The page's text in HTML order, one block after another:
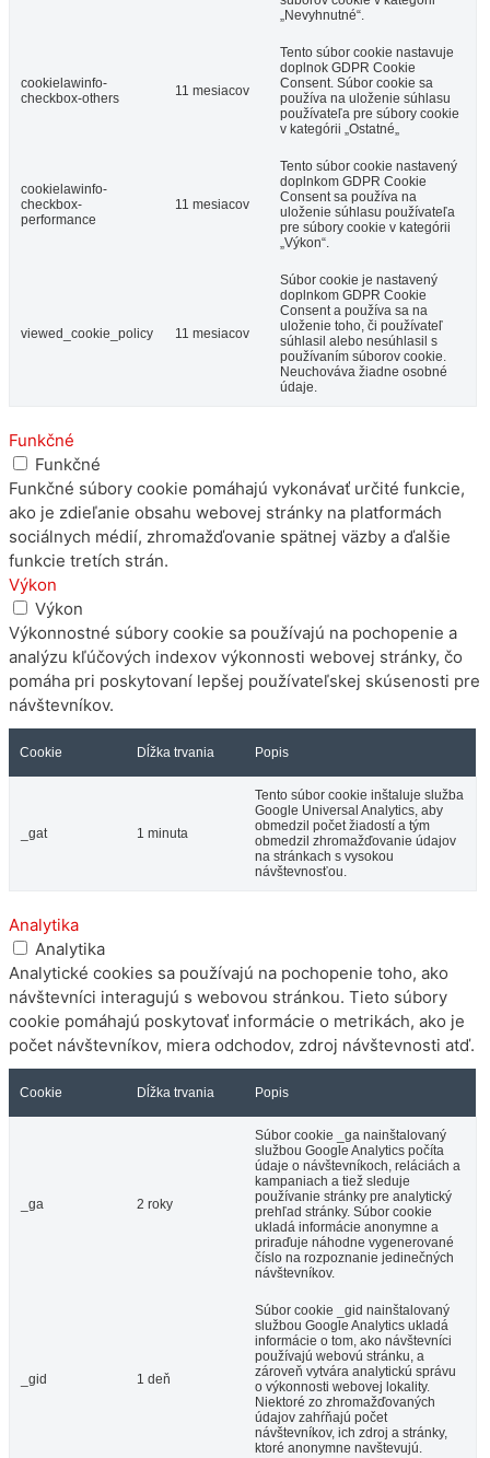
„Nevyhnutné“.
cookielawinfo-
checkbox-others
11 mesiacov
Tento súbor cookie nastavuje
doplnok GDPR Cookie
Consent. Súbor cookie sa
používa na uloženie súhlasu
používateľa pre súbory cookie
v kategórii „Ostatné„
cookielawinfo-
checkbox-
performance
11 mesiacov
Tento súbor cookie nastavený
doplnkom GDPR Cookie
Consent sa používa na
uloženie súhlasu používateľa
pre súbory cookie v kategórii
„Výkon“.
viewed_cookie_policy 11 mesiacov
Súbor cookie je nastavený
doplnkom GDPR Cookie
Consent a používa sa na
uloženie toho, či používateľ
súhlasil alebo nesúhlasil s
používaním súborov cookie.
Neuchováva žiadne osobné
údaje.
Funkčné
Funkčné
Funkčné súbory cookie pomáhajú vykonávať určité funkcie,
ako je zdieľanie obsahu webovej stránky na platformách
sociálnych médií, zhromažďovanie spätnej väzby a ďalšie
funkcie tretích strán.
Výkon
Výkon
Výkonnostné súbory cookie sa používajú na pochopenie a
analýzu kľúčových indexov výkonnosti webovej stránky, čo
pomáha pri poskytovaní lepšej používateľskej skúsenosti pre
návštevníkov.
Cookie Dĺžka trvania Popis
_gat 1 minuta
Tento súbor cookie inštaluje služba
Google Universal Analytics, aby
obmedzil počet žiadostí a tým
obmedzil zhromažďovanie údajov
na stránkach s vysokou
návštevnosťou.
Analytika
Analytika
Analytické cookies sa používajú na pochopenie toho, ako
návštevníci interagujú s webovou stránkou. Tieto súbory
cookie pomáhajú poskytovať informácie o metrikách, ako je
počet návštevníkov, miera odchodov, zdroj návštevnosti atď.
Cookie Dĺžka trvania Popis
_ga 2 roky
Súbor cookie _ga nainštalovaný
službou Google Analytics počíta
údaje o návštevníkoch, reláciách a
kampaniach a tiež sleduje
používanie stránky pre analytický
prehľad stránky. Súbor cookie
ukladá informácie anonymne a
priraďuje náhodne vygenerované
číslo na rozpoznanie jedinečných
návštevníkov.
_gid 1 deň
Súbor cookie _gid nainštalovaný
službou Google Analytics ukladá
informácie o tom, ako návštevníci
používajú webovú stránku, a
zároveň vytvára analytickú správu
o výkonnosti webovej lokality.
Niektoré zo zhromažďovaných
údajov zahŕňajú počet
návštevníkov, ich zdroj a stránky,
ktoré anonymne navštevujú.